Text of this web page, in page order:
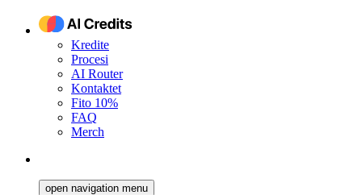
Kredite
Procesi
AI Router
Kontaktet
Fito 10%
FAQ
Merch
open navigation menu